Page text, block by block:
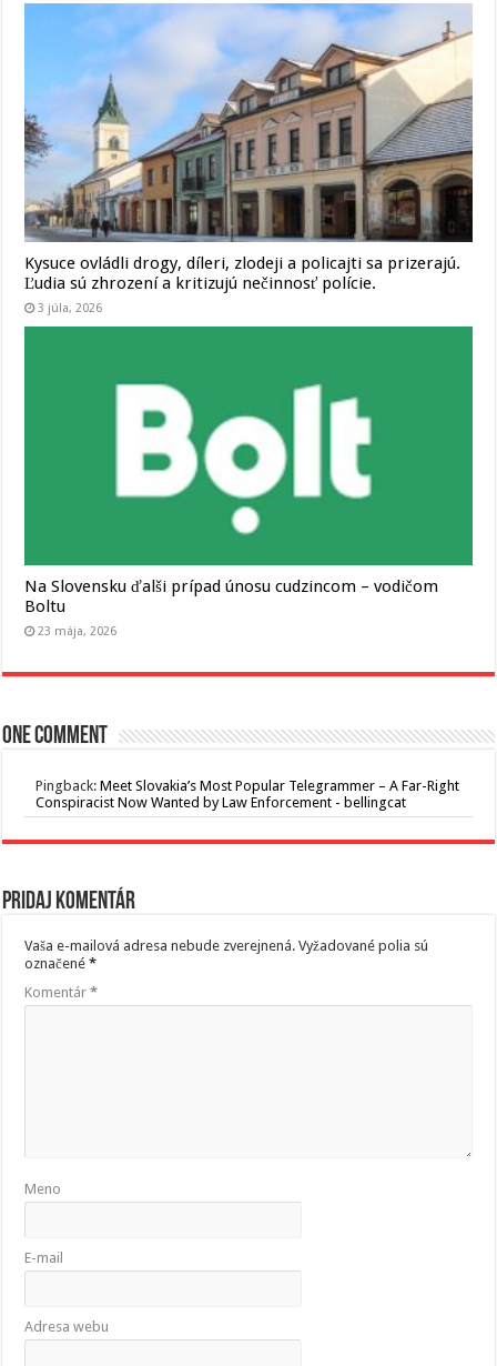
Kysuce ovládli drogy, díleri, zlodeji a policajti sa prizerajú.
Ľudia sú zhrození a kritizujú nečinnosť polície.
3 júla, 2026
Na Slovensku ďalši prípad únosu cudzincom – vodičom
Boltu
23 mája, 2026
One comment
Pingback:Meet Slovakia’s Most Popular Telegrammer – A Far-Right
Conspiracist Now Wanted by Law Enforcement - bellingcat
Pridaj komentár
Vaša e-mailová adresa nebude zverejnená. Vyžadované polia sú
označené*
Komentár*
Meno
E-mail
Adresa webu